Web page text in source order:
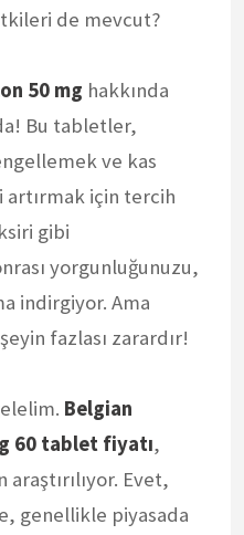
de mevcut?
50 mg hakkında
Bu tabletler,
ve kas
artırmak için tercih
gibi
yorgunluğunuzu,
indirgiyor. Ama
fazlası zarardır!
Belgian
60 tablet fiyatı,
araştırılıyor. Evet,
genellikle piyasada